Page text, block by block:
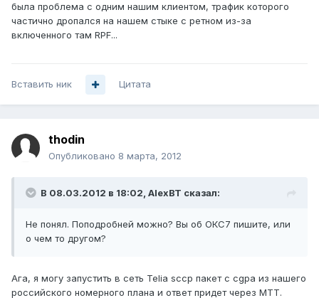
была проблема с одним нашим клиентом, трафик которого
частично дропался на нашем стыке с ретном из-за
включенного там RPF...
Вставить ник Цитата
thodin
Опубликовано 8 марта, 2012
В 08.03.2012 в 18:02, AlexBT сказал:
Не понял. Поподробней можно? Вы об ОКС7 пишите, или
о чем то другом?
Ага, я могу запустить в сеть Telia sccp пакет c cgpa из нашего
российского номерного плана и ответ придет через МТТ.